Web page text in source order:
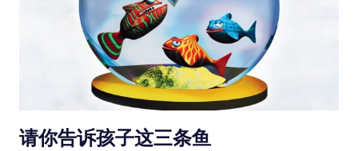
请你告诉孩子这三条鱼